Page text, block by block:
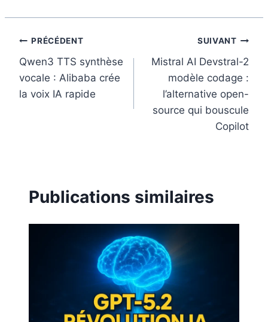
k
s
t
n
Navigation
de
l’article
PRÉCÉDENT
Qwen3 TTS synthèse
vocale : Alibaba crée
la voix IA rapide
SUIVANT
Mistral AI Devstral-2
modèle codage :
l’alternative open-
source qui bouscule
Copilot
Publications similaires